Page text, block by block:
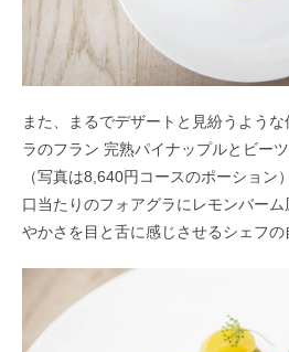
また、まるでデザートと見紛うような
ラのフラン 完熟パイナップルとビー
（写真は8,640円コースのポーション
口当たりのフォアグラにレモンバー
やかさを目と舌に感じさせるシェフの